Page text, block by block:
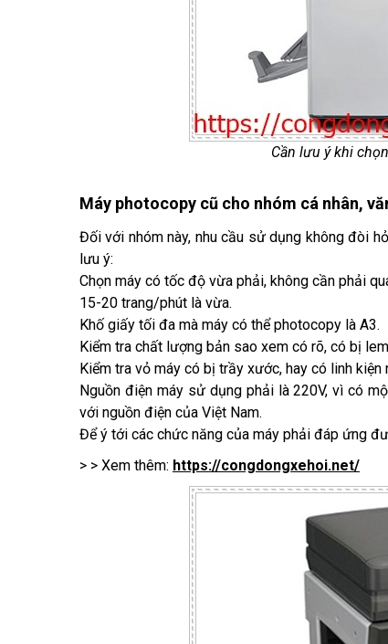
Cần lưu ý khi
Máy photocopy cũ cho nhóm cá nhân,
Đối với nhóm này, nhu cầu sử dụng không đòi
lưu ý:
Chọn máy có tốc độ vừa phải, không cần phải
15-20 trang/phút là vừa.
Khố giấy tối đa mà máy có thể photocopy là A3.
Kiểm tra chất lượng bản sao xem có rõ, có bị
Kiểm tra vỏ máy có bị trầy xước, hay có linh
Nguồn điện máy sử dụng phải là 220V, vì có
với nguồn điện của Việt Nam.
Để ý tới các chức năng của máy phải đáp ứng
> > Xem thêm: https://congdongxehoi.net/